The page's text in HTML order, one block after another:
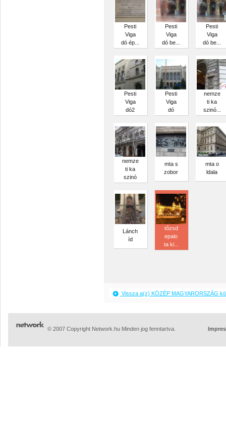
Pesti
Viga
dó ép...
Pesti
Viga
dó be...
Pesti
Viga
dó be...
Pesti
Viga
dó2
Pesti
Viga
dó
nemze
ti ka
szinó...
nemze
ti ka
szinó
mta s
zobor
mta o
ldala
Lánch
íd
tőzsd
epalo
ta ki...
Vissza a(z) KÖZÉP MAGYARORSZÁG
© 2007 Copyright Network.hu Minden jog fenntartva.